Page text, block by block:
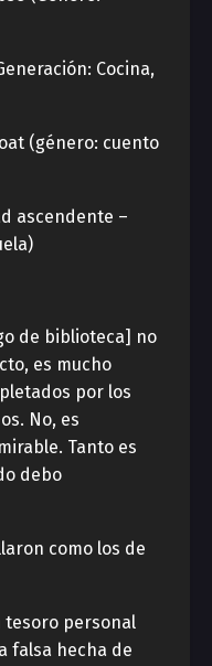
Cocina,
(género: cuento
ascendente –
de biblioteca] no
es mucho
por los
No, es
Tanto es
debo
como los de
tesoro personal
falsa hecha de